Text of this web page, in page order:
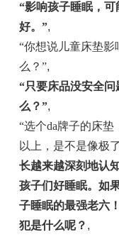
“影响孩子睡眠，
好。”,
“你想说儿童床垫
么？”,
“只要床品没安全
么？”,
“选个da牌子的床
以上，是不是像极
长越来越深刻地认
孩子们好睡眠。如
子睡眠的最强老六
犯是什么呢？ ,